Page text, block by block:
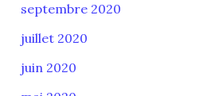
septembre 2020
juillet 2020
juin 2020